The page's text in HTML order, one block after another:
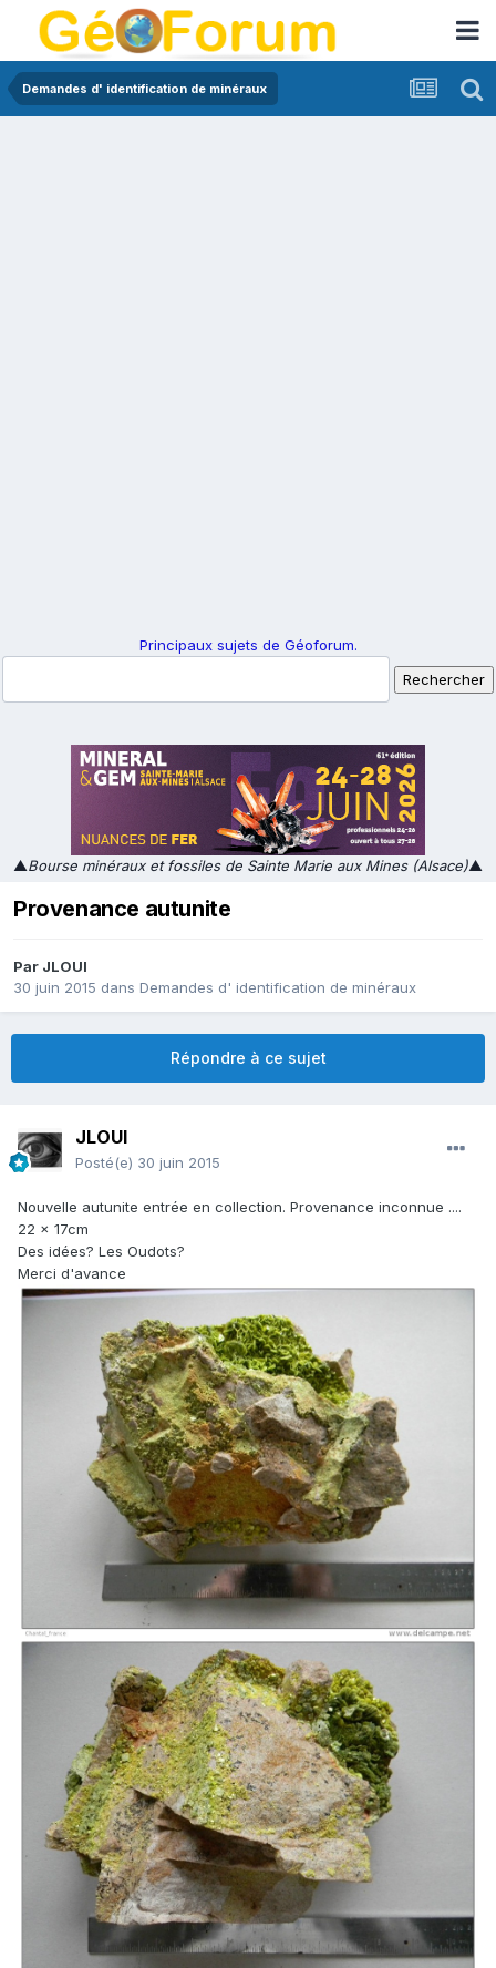
Demandes d' identification de minéraux
Principaux sujets de Géoforum.
▲Bourse minéraux et fossiles de Sainte Marie aux Mines (Alsace)▲
Provenance autunite
Par JLOUI
30 juin 2015 dans Demandes d' identification de minéraux
Répondre à ce sujet
JLOUI
Posté(e) 30 juin 2015
Nouvelle autunite entrée en collection. Provenance inconnue ....
22 x 17cm
Des idées? Les Oudots?
Merci d'avance